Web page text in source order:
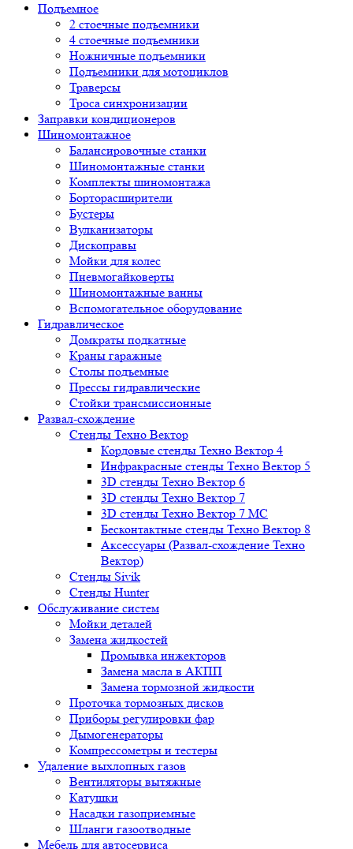
Подъемное
2 стоечные подъемники
4 стоечные подъемники
Ножничные подъемники
Подъемники для мотоциклов
Траверсы
Троса синхронизации
Заправки кондиционеров
Шиномонтажное
Балансировочные станки
Шиномонтажные станки
Комплекты шиномонтажа
Борторасширители
Бустеры
Вулканизаторы
Дископравы
Мойки для колес
Пневмогайковерты
Шиномонтажные ванны
Вспомогательное оборудование
Гидравлическое
Домкраты подкатные
Краны гаражные
Столы подъемные
Прессы гидравлические
Стойки трансмиссионные
Развал-схождение
Стенды Техно Вектор
Кордовые стенды Техно Вектор 4
Инфракрасные стенды Техно Вектор 5
3D стенды Техно Вектор 6
3D стенды Техно Вектор 7
3D стенды Техно Вектор 7 МС
Бесконтактные стенды Техно Вектор 8
Аксессуары (Развал-схождение Техно
Вектор)
Стенды Sivik
Стенды Hunter
Обслуживание систем
Мойки деталей
Замена жидкостей
Промывка инжекторов
Замена масла в АКПП
Замена тормозной жидкости
Проточка тормозных дисков
Приборы регулировки фар
Дымогенераторы
Компрессометры и тестеры
Удаление выхлопных газов
Вентиляторы вытяжные
Катушки
Насадки газоприемные
Шланги газоотводные
Мебель для автосервиса